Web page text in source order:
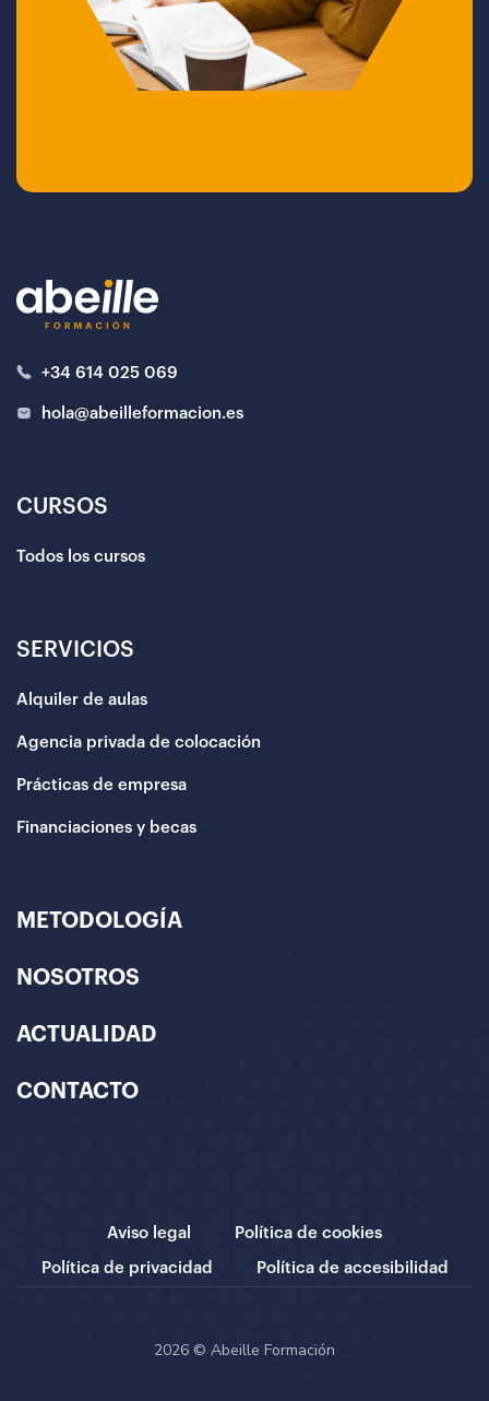
+34 614 025 069
hola@abeilleformacion.es
CURSOS
Todos los cursos
SERVICIOS
Alquiler de aulas
Agencia privada de colocación
Prácticas de empresa
Financiaciones y becas
METODOLOGÍA
NOSOTROS
ACTUALIDAD
CONTACTO
Aviso legal Política de cookies
Política de privacidad Política de accesibilidad
2026 © Abeille Formación